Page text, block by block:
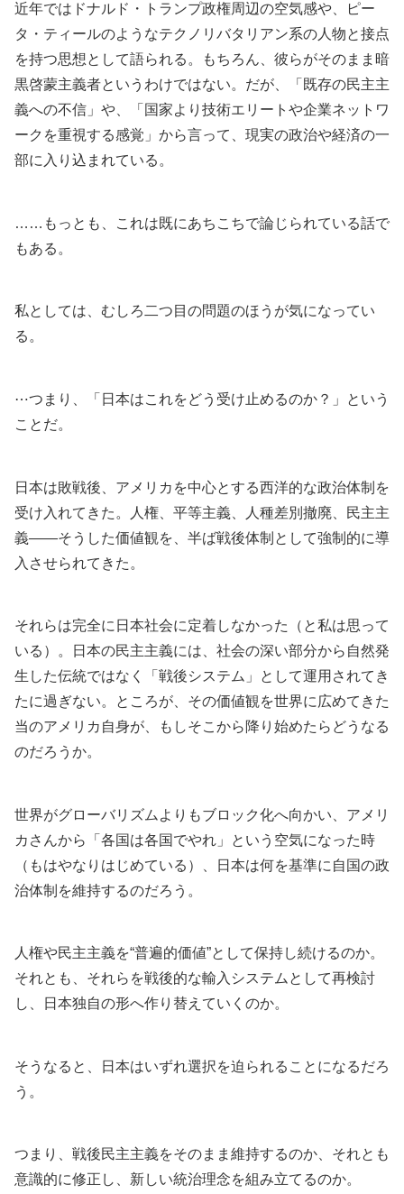
近年では ドナルド・トランプ政権周辺の空気感や、
ピー
タ・ティールのようなテクノリバタリアン系の人物と接点
を持つ思想として語られる。もちろん、彼らがそのまま暗
黒啓蒙主義者というわけではない。だが、「既存の民主主
義への不信」や、「国家より技術エリートや企業ネットワ
ークを重視する感覚」から言って、現実の政治や経済の一
部に入り込まれている。
……もっとも、これは既にあちこちで論じられている話で
もある。
私としては、むしろ二つ目の問題のほうが気になってい
る。
⋯つまり、「日本はこれをどう受け止めるのか？」という
ことだ。
日本は敗戦後、アメリカを中心とする西洋的な政治体制を
受け入れてきた。人権、平等主義、人種差別撤廃、民主主
義――そうした価値観を、半ば戦後体制として強制的に導
入させられてきた。
それらは完全に日本社会に定着しなかった（と私は思って
いる）。日本の民主主義には、社会の深い部分から自然発
生した伝統ではなく「戦後システム」として運用されてき
たに過ぎない。ところが、その価値観を世界に広めてきた
当のアメリカ自身が、もしそこから降り始めたらどうなる
のだろうか。
世界がグローバリズムよりもブロック化へ向かい、アメリ
カさんから「各国は各国でやれ」という空気になった時
（もはやなりはじめている）、日本は何を基準に自国の政
治体制を維持するのだろう。
人権や民主主義を“普遍的価値”として保持し続けるのか。
それとも、それらを戦後的な輸入システムとして再検討
し、日本独自の形へ作り替えていくのか。
そうなると、日本はいずれ選択を迫られることになるだろ
う。
つまり、戦後民主主義をそのまま維持するのか、それとも
意識的に修正し、新しい統治理念を組み立てるのか。